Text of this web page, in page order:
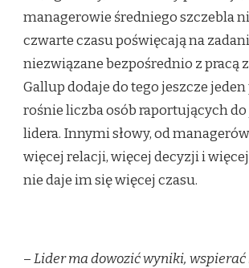
managerowie średniego szczebla
czwarte czasu poświęcają na
niezwiązane bezpośrednio z pracą
Gallup dodaje do tego jeszcze
rośnie liczba osób raportujących
lidera. Innymi słowy, od
więcej relacji, więcej decyzji i
nie daje im się więcej czasu.
–Lider ma dowozić wyniki, wspierać